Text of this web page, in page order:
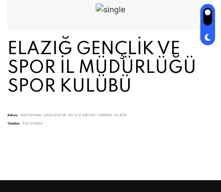
ELAZIĞ GENÇLİK VE
SPOR İL MÜDÜRLÜĞÜ
SPOR KULÜBÜ
Adres: KÜLTÜR MAH. ÇAVULDUR SK. NO: 6 İÇ KAPI NO: 1 MERKEZ / ELAZIĞ
Telefon: 5327379924